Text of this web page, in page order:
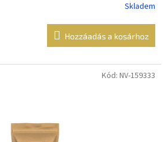
Skladem
Hozzáadás a kosárhoz
Kód: NV-159333